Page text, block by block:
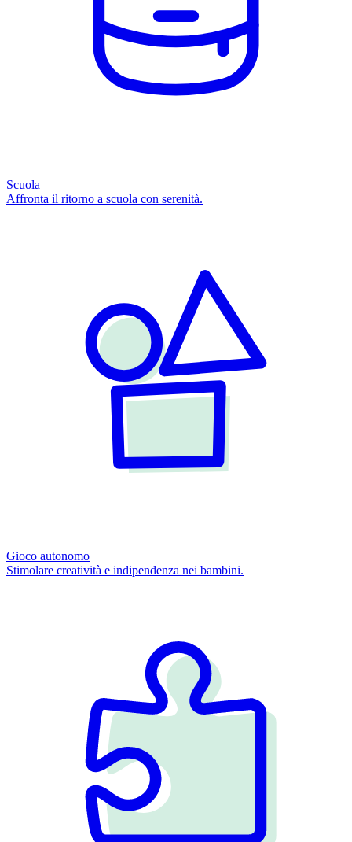
Scuola
Affronta il ritorno a scuola con serenità.
Gioco autonomo
Stimolare creatività e indipendenza nei bambini.